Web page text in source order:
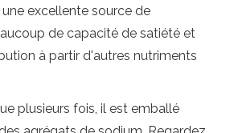
excellente source de
de capacité de satiété et
à partir d'autres nutriments
plusieurs fois, il est emballé